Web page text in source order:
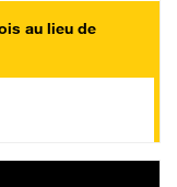
au lieu de